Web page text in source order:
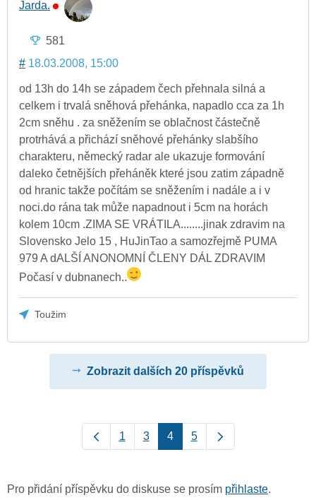
Jarda.
581
# 18.03.2008, 15:00
od 13h do 14h se západem čech přehnala silná a
celkem i trvalá sněhová přehánka, napadlo cca za 1h
2cm sněhu . za sněžením se oblačnost částečně
protrhává a přichází sněhové přehánky slabšího
charakteru, německý radar ale ukazuje formování
daleko četnějších přeháněk které jsou zatim západně
od hranic takže počítám se sněžením i nadále a i v
noci.do rána tak může napadnout i 5cm na horách
kolem 10cm .ZIMA SE VRÁTILA........jinak zdravim na
Slovensko Jelo 15 , HuJinTao a samozřejmě PUMA
979 A dALŠÍ ANONOMNÍ ČLENY DÁL ZDRAVIM
Počasí v dubnanech..
Toužim
Zobrazit dalších 20 příspěvků
1 3 4 5
Pro přidání příspěvku do diskuse se prosím přihlaste.